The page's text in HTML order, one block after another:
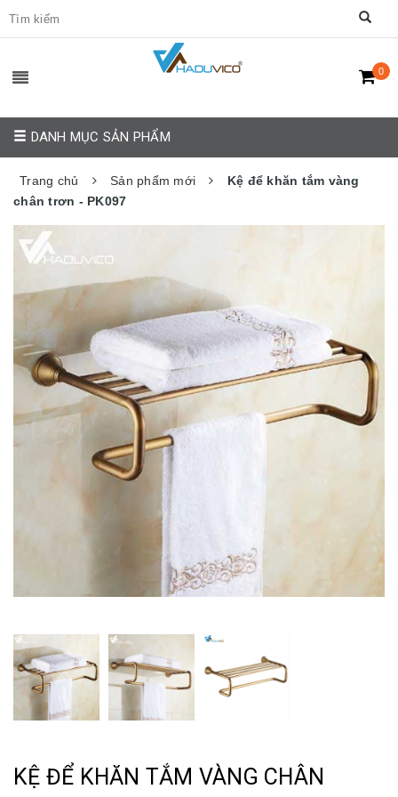
0
DANH MỤC SẢN PHẨM
Trang chủ Sản phẩm mới
Kệ để khăn tắm vàng
chân trơn - PK097
KỆ ĐỂ KHĂN TẮM VÀNG CHÂN